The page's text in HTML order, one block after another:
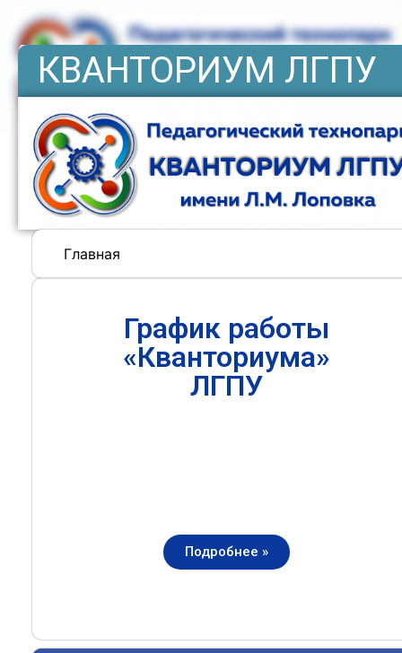
КВАНТОРИУМ ЛГПУ
Главная
График работы
«Кванториума»
ЛГПУ
Подробнее »